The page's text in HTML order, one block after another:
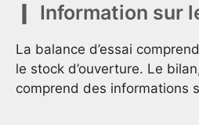
Information sur
La balance d’essai
le stock d’ouverture. Le
comprend des informations